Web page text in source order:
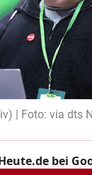
| Foto: via dts
bei